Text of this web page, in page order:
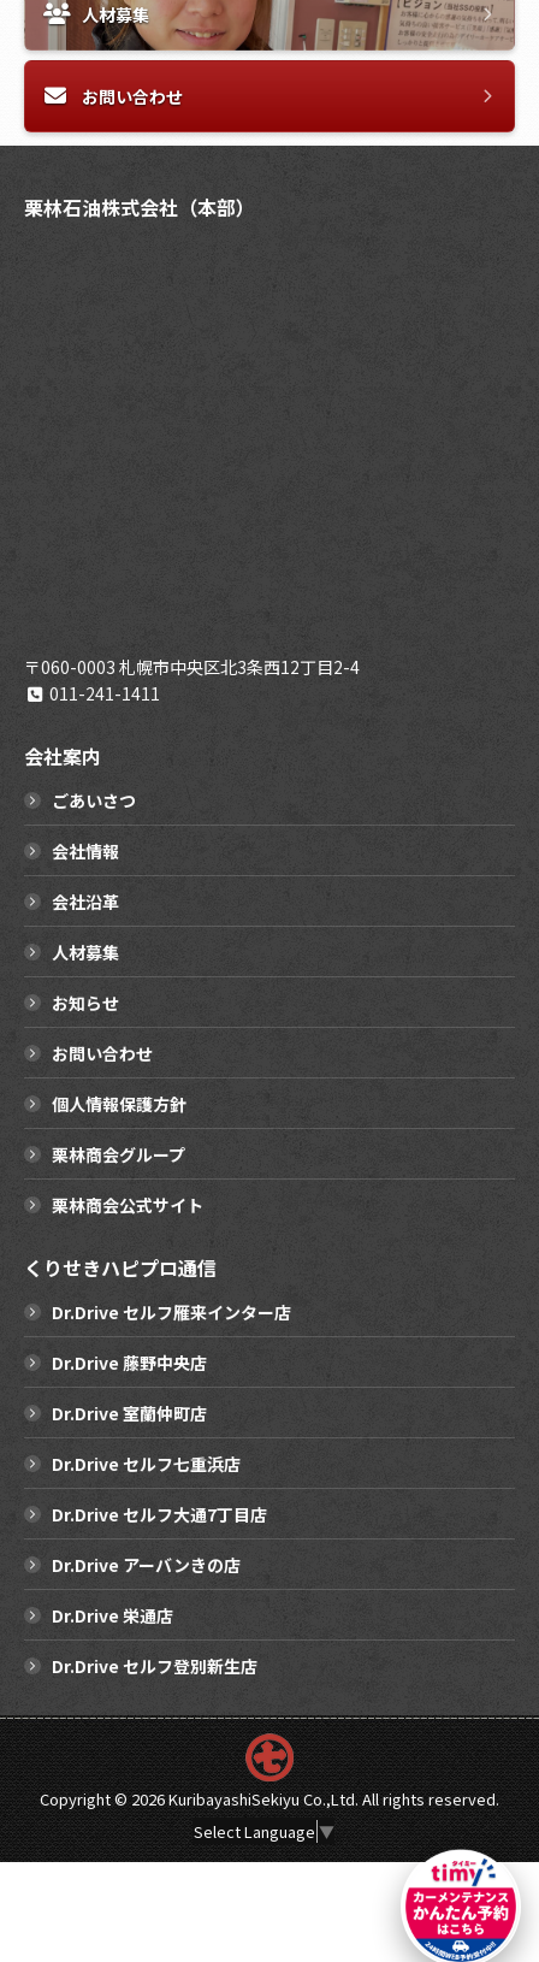
人材募集
お問い合わせ
栗林石油株式会社（本部）
〒060-0003 札幌市中央区北3条西12丁目2-4
011-241-1411
会社案内
ごあいさつ
会社情報
会社沿革
人材募集
お知らせ
お問い合わせ
個人情報保護方針
栗林商会グループ
栗林商会公式サイト
くりせきハピプロ通信
Dr.Drive セルフ雁来インター店
Dr.Drive 藤野中央店
Dr.Drive 室蘭仲町店
Dr.Drive セルフ七重浜店
Dr.Drive セルフ大通7丁目店
Dr.Drive アーバンきの店
Dr.Drive 栄通店
Dr.Drive セルフ登別新生店
Copyright ©2026 KuribayashiSekiyu Co.,Ltd. All rights reserved.
Select Language ▼